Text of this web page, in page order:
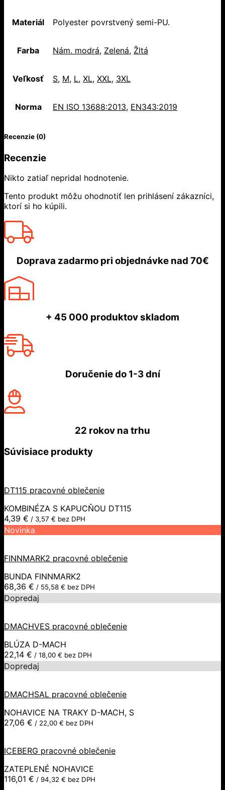
Materiál Polyester povrstvený semi-PU.
Farba Nám. modrá, Zelená, Žltá
Veľkosť S, M, L, XL, XXL, 3XL
Norma EN ISO 13688:2013, EN343:2019
Recenzie (0)
Recenzie
Nikto zatiaľ nepridal hodnotenie.
Tento produkt môžu ohodnotiť len prihlásení zákazníci,
ktorí si ho kúpili.
Doprava zadarmo pri objednávke nad 70€
+ 45 000 produktov skladom
Doručenie do1-3 dní
22 rokov na trhu
Súvisiace produkty
DT115 pracovné oblečenie
KOMBINÉZA S KAPUCŇOU DT115
4,39 € / 3,57 € bez DPH
Novinka
FINNMARK2 pracovné oblečenie
BUNDA FINNMARK2
68,36 € / 55,58 € bez DPH
Dopredaj
DMACHVES pracovné oblečenie
BLÚZA D-MACH
22,14 € / 18,00 € bez DPH
Dopredaj
DMACHSAL pracovné oblečenie
NOHAVICE NA TRAKY D-MACH, S
27,06 € / 22,00 € bez DPH
ICEBERG pracovné oblečenie
ZATEPLENÉ NOHAVICE
116,01 € / 94,32 € bez DPH